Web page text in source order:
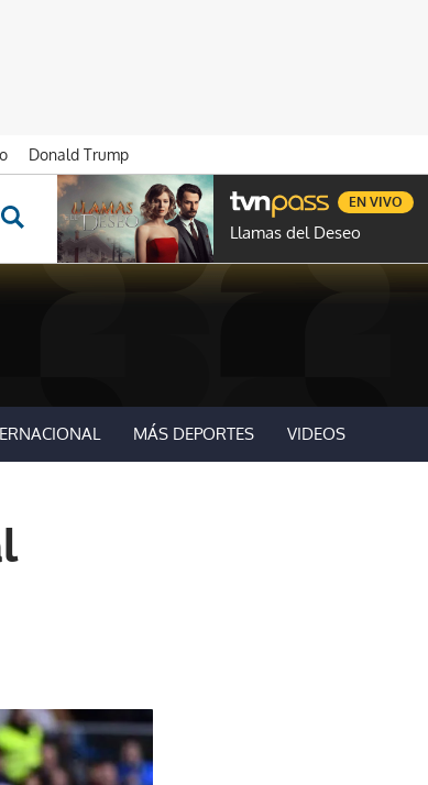
Donald Trump
NOVELAS PROGRAMAS GENTE TVN
Llamas del Deseo
EN VIVO
MÁS DEPORTES VIDEOS